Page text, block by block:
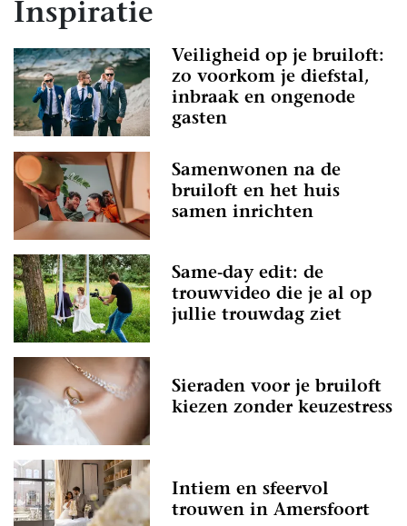
Inspiratie
Veiligheid op je bruiloft:
zo voorkom je diefstal,
inbraak en ongenode
gasten
Samenwonen na de
bruiloft en het huis
samen inrichten
Same-day edit: de
trouwvideo die je al op
jullie trouwdag ziet
Sieraden voor je bruiloft
kiezen zonder keuzestress
Intiem en sfeervol
trouwen in Amersfoort